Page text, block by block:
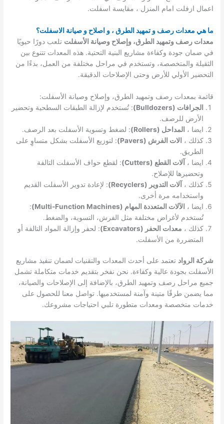
اعمال ازفلت امام المنزل ، مقايسة اسفلت.
ما هي معدات رصف و تمهيد الطرق ، و اصلاح و صيانة الاسفلت؟
معدات رصف وتمهيد الطرق، وإصلاح وصيانة الأسفلت تلعب دورًا حيويًا
في ضمان جودة وكفاءة مشاريع البنية التحتية. هذه المعدات تتنوع بين
الثقيلة والمتخصصة، وتستخدم في مراحل مختلفة من العمل، بدءًا من
التحضير الأولي للأرض وحتى الإصلاحات الدقيقة.
قائمة بمعدات رصف وتمهيد الطرق، وإصلاح وصيانة الأسفلت:
الجرافات (Bulldozers)
: تُستخدم لإزالة الطبقات السطحية وتحضير
الأرض للرصف.
ايضا ، المداحل (Rollers)
: لضغط وتسوية الأسفلت بعد الرصف.
كذلك ،
الات الفرش (Pavers)
: لتوزيع الأسفلت بشكل متساوٍ على
الطريق.
ايضا ،
آلات القطع (Cutters)
: لقطع حواف الأسفلت التالفة
وتحضيرها للإصلاح.
كذلك ،
آلات التدوير (Recyclers)
: لإعادة تدوير الأسفلت القديم
واستخدامه مرة أخرى.
ايضا ،
الآلات المتعددة المهام (Multi-Function Machines)
:
تُستخدم لأغراض مختلفة مثل الفرش، التسوية، والضغط.
كذلك ، معدات الحفر (Excavators)
: لحفر وإزالة المواد التالفة أو
المتضررة من الأسفلت.
شركة الرواد تعتمد على أحدث المعدات والتقنيات لضمان تنفيذ مشاريع
الأسفلت بجودة عالية وكفاءة. نحن نفخر بتقديم خدمات متكاملة تشمل
جميع مراحل رصف وتمهيد الطرق، بالإضافة إلى الإصلاحات والصيانة،
مما يضمن طرقًا متينة وآمنة لمستخدميها. تواصل معنا للحصول على
خدمات متخصصة ومعدات متطورة تلبي احتياجات مشروعك.